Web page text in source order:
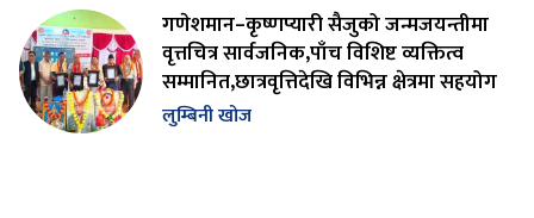
गणेशमान–कृष्णप्यारी सैजुको जन्मजयन्तीमा
वृत्तचित्र सार्वजनिक,पाँच विशिष्ट व्यक्तित्व
सम्मानित,छात्रवृत्तिदेखि विभिन्न क्षेत्रमा सहयोग
लुम्बिनी खोज